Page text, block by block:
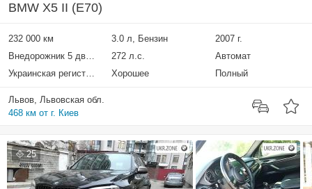
BMW X5 II (E70)
232 000 км 3.0 л, Бензин
2007 г.
Внедорожник 5 дверей
272 л.с.
Автомат
Украинская регистрация
Хорошее Полный
Львов, Львовская обл.
468 км от г. Киев
25